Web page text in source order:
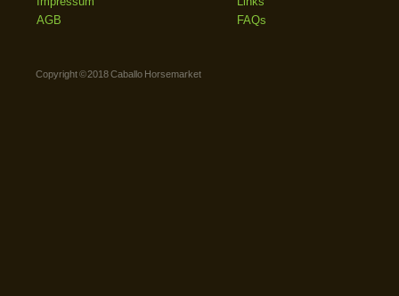
AGB
FAQs
Copyright © 2018 Caballo Horsemarket